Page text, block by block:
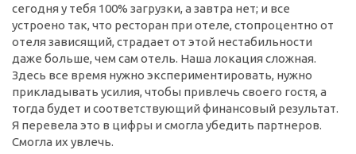
сегодня у тебя 100% загрузки, а завтра нет; и все
устроено так, что ресторан при отеле, стопроцентно от
отеля зависящий, страдает от этой нестабильности
даже больше, чем сам отель. Наша локация сложная.
Здесь все время нужно экспериментировать, нужно
прикладывать усилия, чтобы привлечь своего гостя, а
тогда будет и соответствующий финансовый результат.
Я перевела это в цифры и смогла убедить партнеров.
Смогла их увлечь.